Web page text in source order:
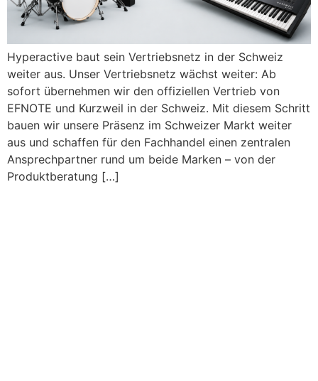
Hyperactive baut sein Vertriebsnetz in der Schweiz
weiter aus. Unser Vertriebsnetz wächst weiter: Ab
sofort übernehmen wir den offiziellen Vertrieb von
EFNOTE und Kurzweil in der Schweiz. Mit diesem Schritt
bauen wir unsere Präsenz im Schweizer Markt weiter
aus und schaffen für den Fachhandel einen zentralen
Ansprechpartner rund um beide Marken – von der
Produktberatung […]